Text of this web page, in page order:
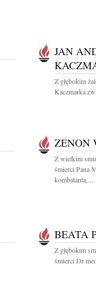
JAN
Z głębokim
Kaczmarka
ZENON
Z wielkim
śmierci Pana
kombatanta,...
BEATA
Z głębokim
śmierci Dr